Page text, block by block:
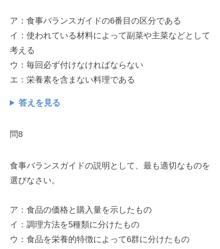
ア：食事バランスガイドの6番目の区分である
イ：使われている材料によって副菜や主菜などとして
考える
ウ：毎回必ず付けなければならない
エ：栄養素を含まない料理である
答えを見る
問8
食事バランスガイドの説明として、最も適切なものを
選びなさい。
ア：食品の価格と購入量を示したもの
イ：調理方法を5種類に分けたもの
ウ：食品を栄養的特徴によって6群に分けたもの